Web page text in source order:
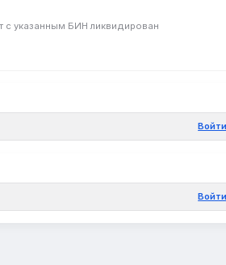
с указанным БИН ликвидирован
Войти
Войти